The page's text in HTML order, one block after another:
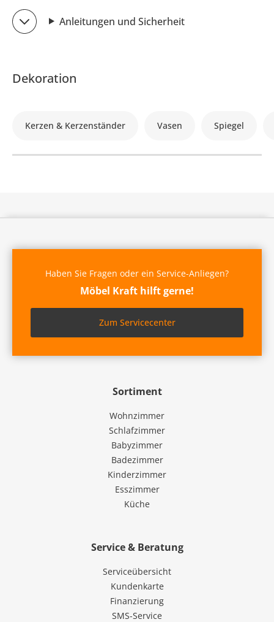
Anleitungen und Sicherheit
Dekoration
Kerzen & Kerzenständer Vasen Spiegel
Sortiment
Wohnzimmer
Schlafzimmer
Babyzimmer
Badezimmer
Kinderzimmer
Esszimmer
Küche
Service & Beratung
Serviceübersicht
Kundenkarte
Finanzierung
SMS-Service
Haben Sie Fragen oder ein Service-Anliegen?
Möbel Kraft hilft gerne!
Zum Servicecenter